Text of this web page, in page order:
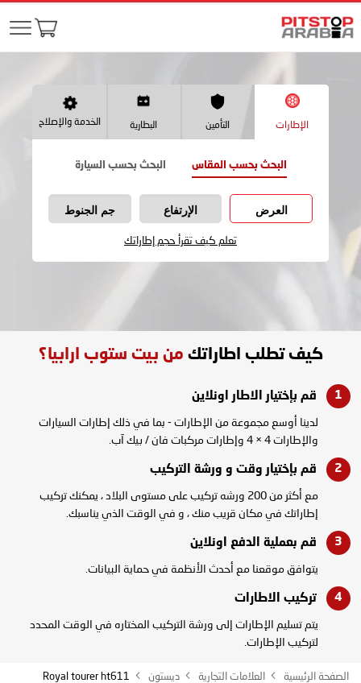
الإطارات التأمين البطارية الخدمة والإصلاح
البحث بحسب المقاس البحث بحسب السيارة
العرض الإرتفاع جم الجنوط
تعلم كيف تقرأ حجم إطاراتك
كيف تطلب اطاراتك من بيت ستوب ارابيا؟
قم بإختيار الاطار اونلاين
لدينا أوسع مجموعة من الإطارات - بما في ذلك إطارات السيارات
والإطارات 4 × 4 وإطارات مركبات فان / بيك آب.
قم بإختيار وقت و ورشة التركيب
مع أكثر من 200 ورشه تركيب على مستوى البلاد ، يمكنك تركيب
إطاراتك في مكان قريب منك ، و في الوقت الذي يناسبك.
قم بعملية الدفع اونلاين
يتوافق موقعنا مع أحدث الأنظمة في حماية البيانات.
تركيب الاطارات
يتم تسليم الإطارات إلى ورشة التركيب المختاره في الوقت المحدد
لتركيب الإطارات.
الصفحة الرئيسية العلامات التجارية ديستون Royal tourer ht611